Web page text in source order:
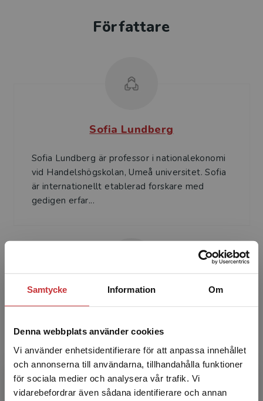
Samtycke Information Om
Denna webbplats använder cookies
Vi använder enhetsidentifierare för att anpassa innehållet
och annonserna till användarna, tillhandahålla funktioner
för sociala medier och analysera vår trafik. Vi
vidarebefordrar även sådana identifierare och annan
Begränsad fraktregion
Författare
Sofia Lundberg
Sofia Lundberg är professor i nationalekonomi
vid Handelshögskolan, Umeå universitet. Sofia
är internationellt etablerad forskare med
gedigen erfar...
Tom Madell
Tom Madell är professor i rättsvetenskap vid
Juridiska institutionen, Umeå universitet. Tom är
internationellt etablerad forskare med gedigen
erfar...